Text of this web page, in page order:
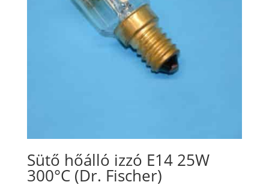
Sütő hőálló izzó E14 25W
300°C (Dr. Fischer)